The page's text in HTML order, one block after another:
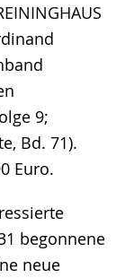
9;
Bd. 71).
Euro.
begonnene
neue